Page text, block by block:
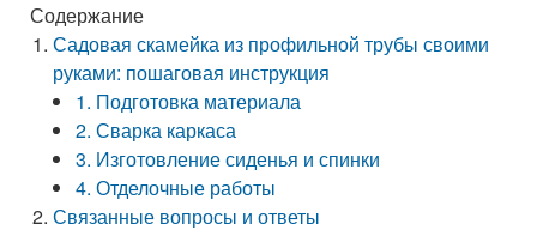
Содержание
Садовая скамейка из профильной трубы своими
руками: пошаговая инструкция
1. Подготовка материала
2. Сварка каркаса
3. Изготовление сиденья и спинки
4. Отделочные работы
Связанные вопросы и ответы